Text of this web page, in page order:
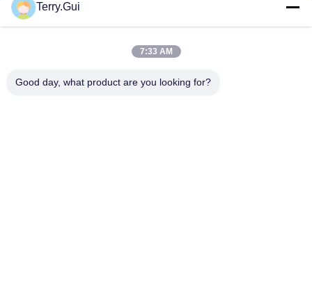
テレ
Terry.Gui
7:33 AM
Good day, what product are you looking for?